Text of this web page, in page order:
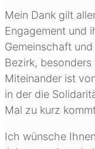
Mein Dank gilt
Engagement und
Gemeinschaft
Bezirk, besonders
Miteinander ist
in der die
Mal zu kurz
Ich wünsche